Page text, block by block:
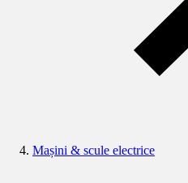
Mașini & scule electrice